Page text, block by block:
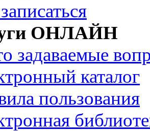
ОНЛАЙН
задаваемые
каталог
пользования